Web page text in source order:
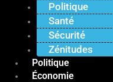
Politique
Santé
Sécurité
Zénitudes
Politique
Économie